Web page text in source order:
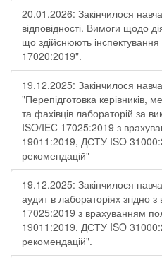
20.01.2026: Закінчилося
відповідності. Вимоги щодо
що здійснюють
17020:2019".
19.12.2025: Закінчилося
"Перепідготовка керівників,
та фахівців лабораторій за
ISO/IEC 17025:2019 з
19011:2019, ДСТУ ISO
рекомендацій"
19.12.2025: Закінчилося
аудит в лабораторіях
17025:2019 з врахуванням
19011:2019, ДСТУ ISO
рекомендацій".